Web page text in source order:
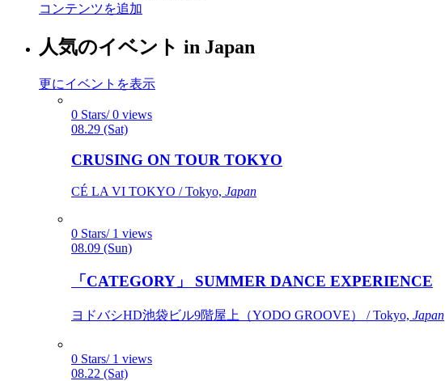
コンテンツを追加
人気のイベント in Japan
更にイベントを表示
0 Stars/ 0 views
08.29 (Sat)
CRUSING ON TOUR TOKYO
CÉ LA VI TOKYO / Tokyo, Japan
0 Stars/ 1 views
08.09 (Sun)
「CATEGORY」 SUMMER DANCE EXPERIENCE
ヨドバシHD池袋ビル9階屋上（YODO GROOVE） / Tokyo, Japan
0 Stars/ 1 views
08.22 (Sat)